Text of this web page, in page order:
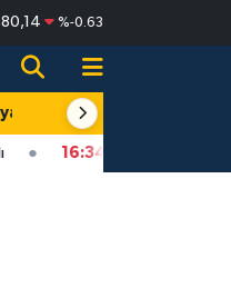
%-0.63
Resmi Reklamlar
Isparta'da faytonu sollayan